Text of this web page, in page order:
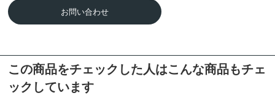
お問い合わせ
この商品をチェックした人はこんな商品もチェ
ックしています